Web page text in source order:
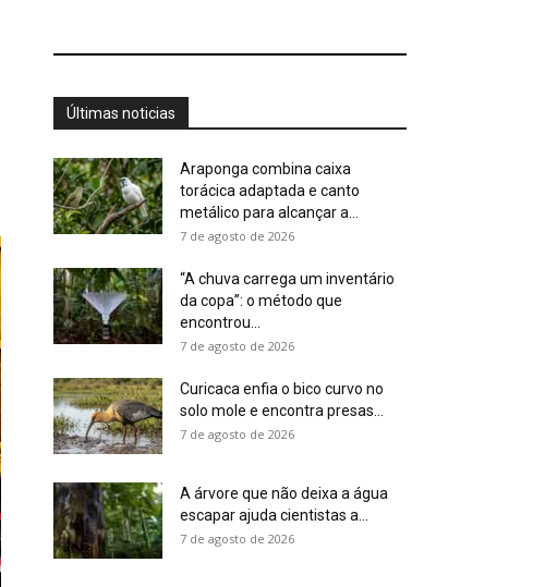
Últimas noticias
Araponga combina caixa
torácica adaptada e canto
metálico para alcançar a...
7 de agosto de 2026
“A chuva carrega um inventário
da copa”: o método que
encontrou...
7 de agosto de 2026
Curicaca enfia o bico curvo no
solo mole e encontra presas...
7 de agosto de 2026
A árvore que não deixa a água
escapar ajuda cientistas a...
7 de agosto de 2026